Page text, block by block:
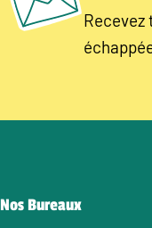
Recevez
Nos Bureaux